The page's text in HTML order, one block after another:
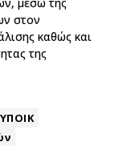
στον
καθώς και
της
ΥΠΟΙΚ